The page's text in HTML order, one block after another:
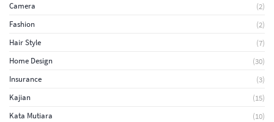
Camera
(2)
Fashion
(2)
Hair Style
(7)
Home Design
(30)
Insurance
(3)
Kajian
(15)
Kata Mutiara
(10)